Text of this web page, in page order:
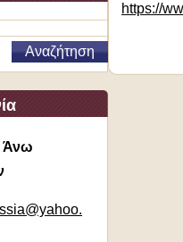
Άνω
a@yahoo.
https://